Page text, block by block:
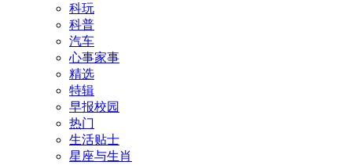
科玩
科普
汽车
心事家事
精选
特辑
早报校园
热门
生活贴士
星座与生肖